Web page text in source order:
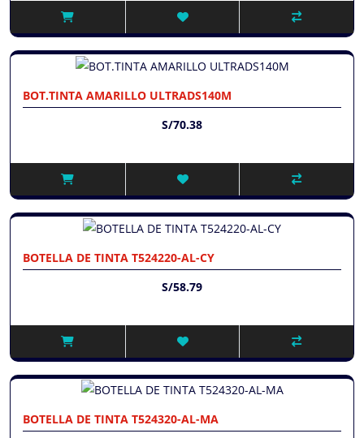
BOT.TINTA AMARILLO ULTRADS140M
S/70.38
BOTELLA DE TINTA T524220-AL-CY
S/58.79
BOTELLA DE TINTA T524320-AL-MA